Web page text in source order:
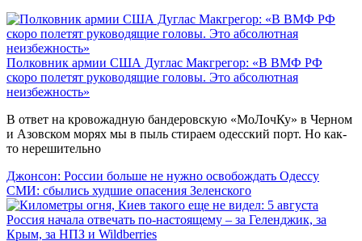
Полковник армии США Дуглас Макгрегор: «В ВМФ РФ
скоро полетят руководящие головы. Это абсолютная
неизбежность»
В ответ на кровожадную бандеровскую «МоЛочКу» в Черном
и Азовском морях мы в пыль стираем одесский порт. Но как-
то нерешительно
Джонсон: России больше не нужно освобождать Одессу
СМИ: сбылись худшие опасения Зеленского